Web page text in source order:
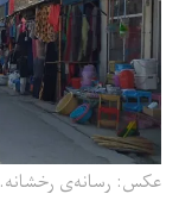
عکس:‌ رسانه‌ی رخشانه.